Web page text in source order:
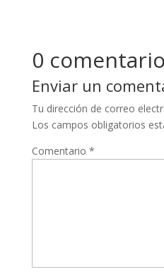
0
Enviar un
Tu dirección de correo
Los campos obligatorios
Comentario *